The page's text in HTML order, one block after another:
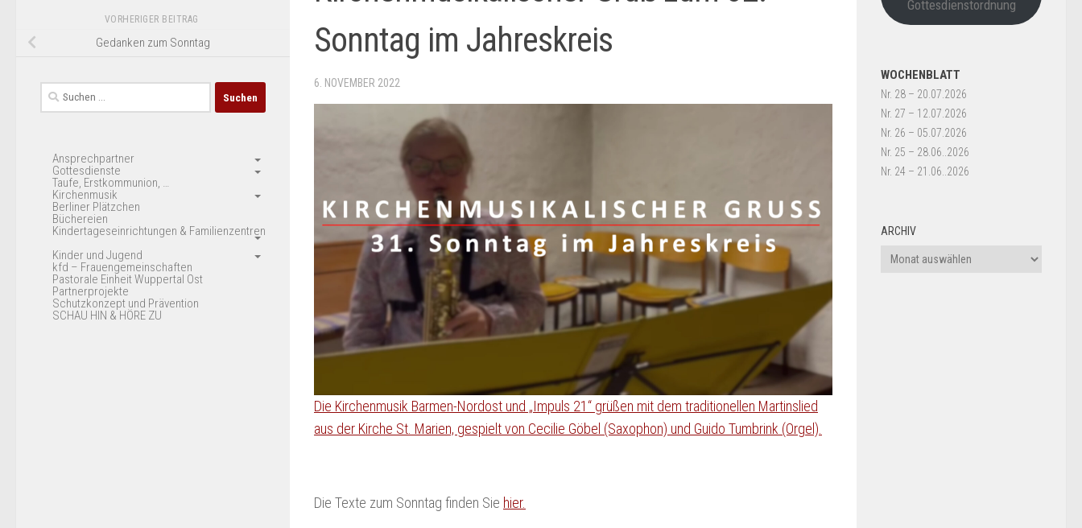
Sonntag im Jahreskreis
6. NOVEMBER 2022
Die Kirchenmusik Barmen-Nordost und „Impuls 21“ grüßen mit dem traditionellen Martinslied
aus der Kirche St. Marien, gespielt von Cecilie Göbel (Saxophon) und Guido Tumbrink (Orgel).
Die Texte zum Sonntag finden Sie hier.
VORHERIGER BEITRAG
Gedanken zum Sonntag
Suchen
nach:
Ansprechpartner
Gottesdienste
Taufe, Erstkommunion, …
Kirchenmusik
Berliner Plätzchen
Büchereien
Kindertageseinrichtungen & Familienzentren
Kinder und Jugend
kfd – Frauengemeinschaften
Pastorale Einheit Wuppertal Ost
Partnerprojekte
Schutzkonzept und Prävention
SCHAU HIN & HÖRE ZU
Gottesdienstordnung
WOCHENBLATT
Nr. 28 – 20.07.2026
Nr. 27 – 12.07.2026
Nr. 26 – 05.07.2026
Nr. 25 – 28.06..2026
Nr. 24 – 21.06..2026
ARCHIV
Archiv